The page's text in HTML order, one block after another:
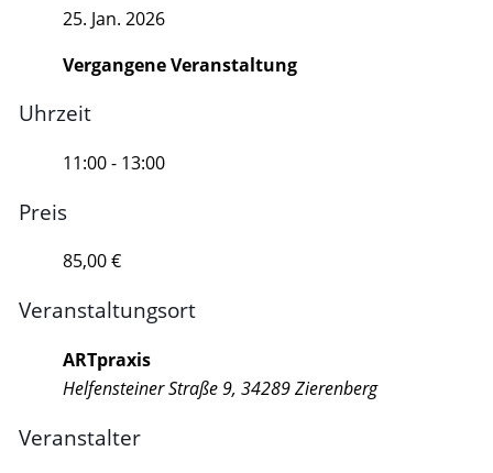
25. Jan. 2026
Vergangene Veranstaltung
Uhrzeit
11:00 - 13:00
Preis
85,00 €
Veranstaltungsort
ARTpraxis
Helfensteiner Straße 9, 34289 Zierenberg
Veranstalter